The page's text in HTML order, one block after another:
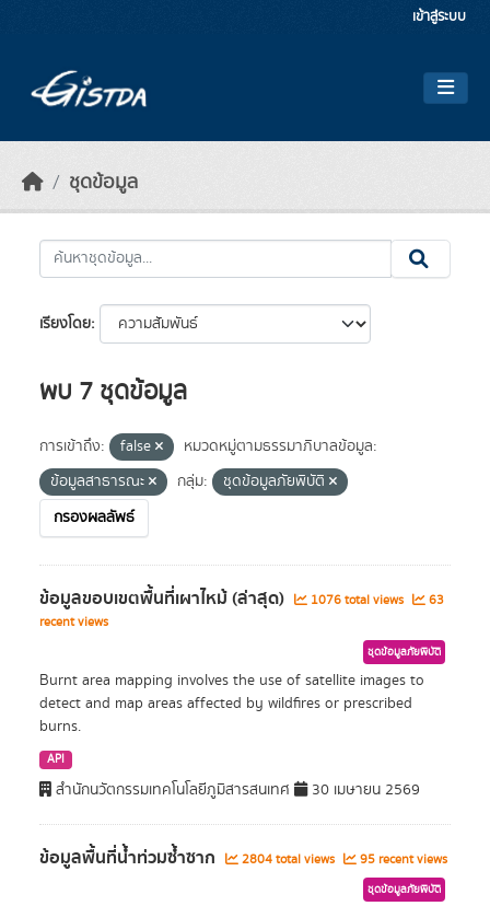
เข้าสู่ระบบ
ชุดข้อมูล
เรียงโดย
พบ 7 ชุดข้อมูล
การเข้าถึง: false
หมวดหมู่ตามธรรมาภิบาลข้อมูล:
ข้อมูลสาธารณะ
กลุ่ม:
ชุดข้อมูลภัยพิบัติ
กรองผลลัพธ์
ข้อมูลขอบเขตพื้นที่เผาไหม้ (ล่าสุด) 1076 total views
63
recent views
ชุดข้อมูลภัยพิบัติ
Burnt area mapping involves the use of satellite images to
detect and map areas affected by wildfires or prescribed
burns.
API
สำนักนวัตกรรมเทคโนโลยีภูมิสารสนเทศ 30 เมษายน 2569
ข้อมูลพื้นที่น้ำท่วมซ้ำซาก 2804 total views 95 recent views
ชุดข้อมูลภัยพิบัติ